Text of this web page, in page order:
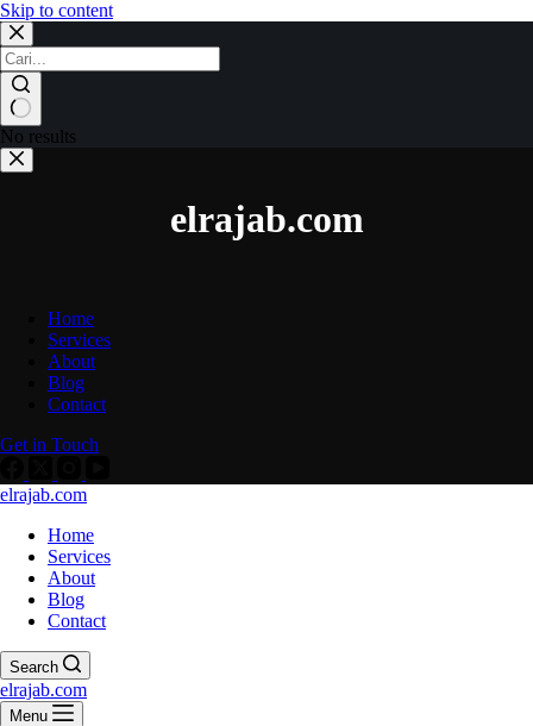
Skip to content
No results
elrajab.com
Home
Services
About
Blog
Contact
Get in Touch
elrajab.com
Home
Services
About
Blog
Contact
Search
elrajab.com
Menu